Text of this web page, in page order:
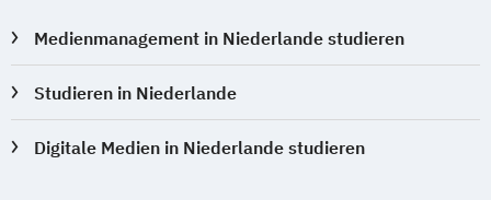
Medienmanagement in Niederlande studieren
Studieren in Niederlande
Digitale Medien in Niederlande studieren